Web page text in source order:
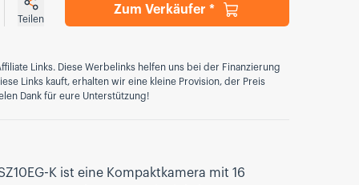
Zum Verkäufer *
Teilen
Links. Diese Werbelinks helfen uns bei der Finanzierung
Links kauft, erhalten wir eine kleine Provision, der Preis
Dank für eure Unterstützung!
K ist eine Kompaktkamera mit 16